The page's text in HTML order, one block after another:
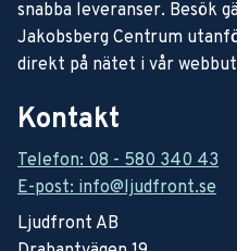
snabba leveranser. Besök
Jakobsberg Centrum
direkt på nätet i vår
Kontakt
Telefon: 08 - 580 340 43
E-post: info@ljudfront.se
Ljudfront AB